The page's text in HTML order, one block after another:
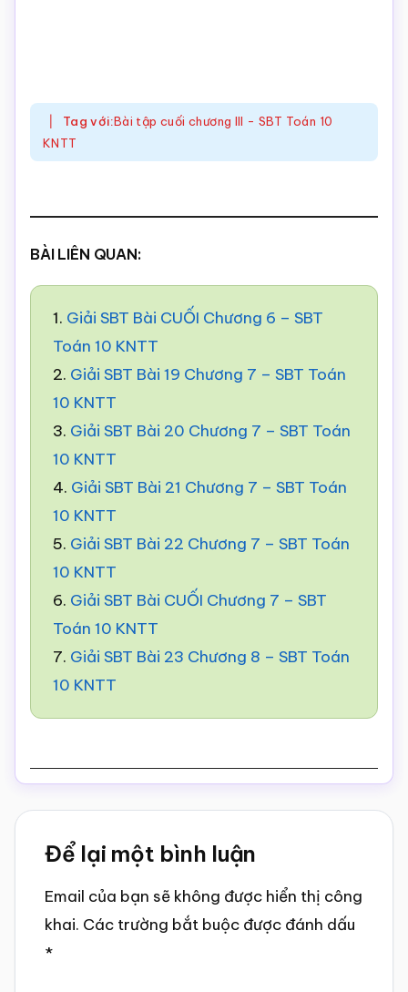
Tag với:Bài tập cuối chương III - SBT Toán 10
KNTT
BÀI LIÊN QUAN:
1. Giải SBT Bài CUỐI Chương 6 – SBT
Toán 10 KNTT
2. Giải SBT Bài 19 Chương 7 – SBT Toán
10 KNTT
3. Giải SBT Bài 20 Chương 7 – SBT Toán
10 KNTT
4. Giải SBT Bài 21 Chương 7 – SBT Toán
10 KNTT
5. Giải SBT Bài 22 Chương 7 – SBT Toán
10 KNTT
6. Giải SBT Bài CUỐI Chương 7 – SBT
Toán 10 KNTT
7. Giải SBT Bài 23 Chương 8 – SBT Toán
10 KNTT
Reader
Interactions
Để lại một bình luận
Email của bạn sẽ không được hiển thị công
khai. Các trường bắt buộc được đánh dấu
*